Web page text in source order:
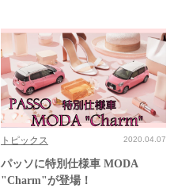
トピックス 2020.04.07
パッソに特別仕様車 MODA
"Charm"が登場！